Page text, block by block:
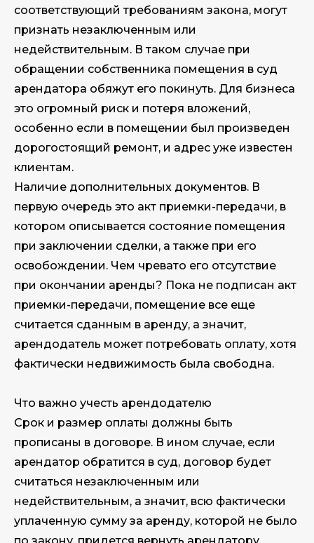
соответствующий требованиям закона, могут
признать незаключенным или
недействительным. В таком случае при
обращении собственника помещения в суд
арендатора обяжут его покинуть. Для бизнеса
это огромный риск и потеря вложений,
особенно если в помещении был произведен
дорогостоящий ремонт, и адрес уже известен
клиентам.
Наличие дополнительных документов. В
первую очередь это акт приемки-передачи, в
котором описывается состояние помещения
при заключении сделки, а также при его
освобождении. Чем чревато его отсутствие
при окончании аренды? Пока не подписан акт
приемки-передачи, помещение все еще
считается сданным в аренду, а значит,
арендодатель может потребовать оплату, хотя
фактически недвижимость была свободна.
Что важно учесть арендодателю
Срок и размер оплаты должны быть
прописаны в договоре. В ином случае, если
арендатор обратится в суд, договор будет
считаться незаключенным или
недействительным, а значит, всю фактически
уплаченную сумму за аренду, которой не было
по закону, придется вернуть арендатору.